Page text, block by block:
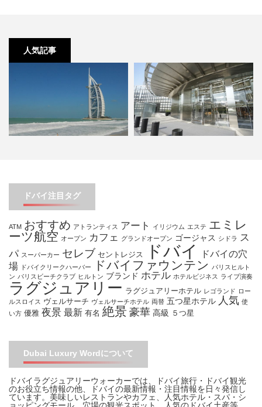
人気記事
ドバイが誇る最高級７つ星ホテ
ル・ブルジュ アル アラブ …
ドバイ注目タグ
ATM おすすめ アトランティス アート イリジウム エステ エミレ
ーツ航空 オープン カフェ グランドオープン ゴージャス シドラ
ス
パ スーパーカー セレブ セントレジス ドバイ
ドバイの穴
場
ドバイクリークハーバー ドバイファウンテン
パリスヒルト
ン パリスビーチクラブ ヒルトン ブランド ホテル ホテルビジネス ライブ演奏
ラグジュアリー ラグジュアリーホテル レゴランド ロー
ルスロイス ヴェルサーチ ヴェルサーチホテル 両替 五つ星ホテル 人気 使
い方 優雅 夜景 最新 有名 絶景 豪華 高級 ５つ星
Dubai Luxury Wordについて
ドバイラグジュアリーウォーカーでは、ドバイ旅行・ドバイ観光
のお役立ち情報の他、ドバイの最新情報・注目情報を日々発信し
ています。美味しいレストランやカフェ、人気ホテル・スパ・シ
ョッピングモール、穴場の観光スポット、人気のドバイ土産等、